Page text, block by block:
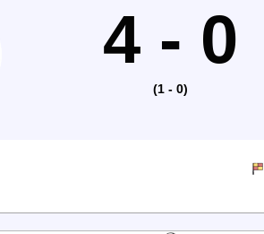
4 - 0
(1 - 0)